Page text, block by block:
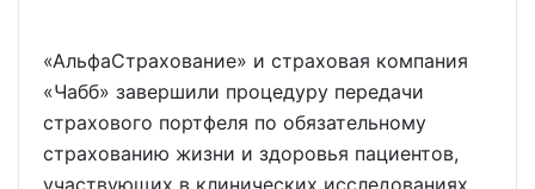
«АльфаСтрахование» и страховая компания
«Чабб» завершили процедуру передачи
страхового портфеля по обязательному
страхованию жизни и здоровья пациентов,
участвующих в клинических исследованиях